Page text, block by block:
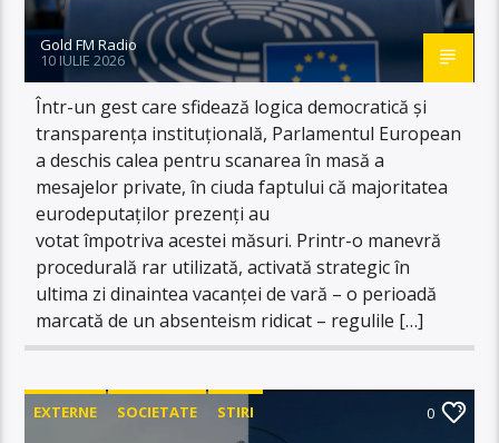
Gold FM Radio
10 IULIE 2026
Într-un gest care sfidează logica democratică și
transparența instituțională, Parlamentul European
a deschis calea pentru scanarea în masă a
mesajelor private, în ciuda faptului că majoritatea
eurodeputaților prezenți au
votat împotriva acestei măsuri. Printr-o manevră
procedurală rar utilizată, activată strategic în
ultima zi dinaintea vacanței de vară – o perioadă
marcată de un absenteism ridicat – regulile […]
EXTERNE SOCIETATE STIRI 0